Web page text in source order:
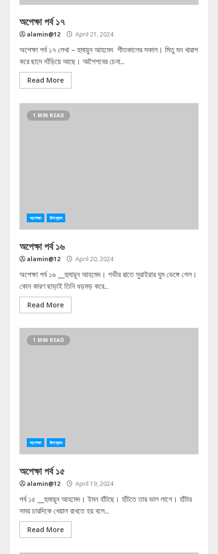
অপেক্ষা পর্ব ১৭
alamin@12 April 21, 2024
অপেক্ষা পর্ব ১৭ লেখা – হুমায়ুন আহমেদ শীতকালের সকাল। মিতু মন খারাপ
করে ছাদে দাঁড়িয়ে আছে। আশৈশবের চেনা...
Read More
1 MIN READ
অপেক্ষা উপন্যাস
অপেক্ষা পর্ব ১৬
alamin@12 April 20, 2024
অপেক্ষা পর্ব ১৬ __হুমায়ূন আহমেদ। গভীর রাতে সুরাইয়ার ঘুম ভেঙ্গে গেল।
কোন কারণ ছাড়াই তিনি ধড়মড় করে...
Read More
1 MIN READ
অপেক্ষা উপন্যাস
অপেক্ষা পর্ব ১৫
alamin@12 April 19, 2024
পর্ব ১৫ __হুমায়ূন আহমেদ। ইমন হাঁটছে। হাঁটতে তার ভাল লাগে। হাঁটার
সময় চারদিকে খেয়াল রাখতে হয় বলে...
Read More